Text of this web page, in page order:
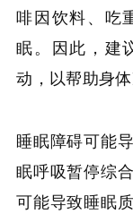
啡因饮料、吃
眠。因此，建
动，以帮助身体
睡眠障碍可能
眠呼吸暂停综
可能导致睡眠